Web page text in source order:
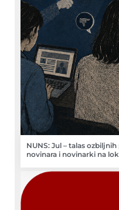
NUNS: Jul – talas
novinara i novinarki na